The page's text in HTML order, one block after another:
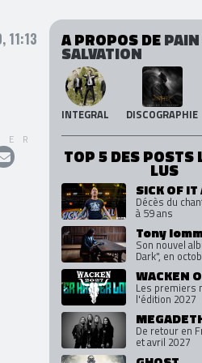
11:13 A PROPOS DE
SALVATION
INTEGRAL DISCOGRAPHIE
TOP 5 DES POSTS
LUS
SICK OF IT
Décès du
à 59 ans
Tony
Son nouvel
Dark", en
WACKEN
Les premiers
l'édition 2027
De retour en
et avril 2027